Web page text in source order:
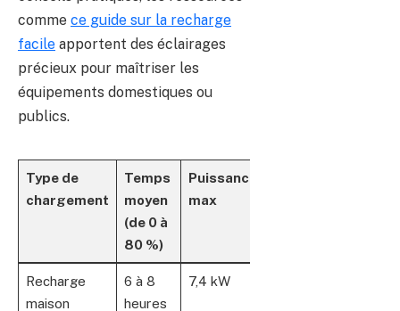
comme ce guide sur la recharge
facile apportent des éclairages
précieux pour maîtriser les
équipements domestiques ou
publics.
Type de
chargement
Temps
moyen
(de 0 à
80 %)
Puissance
max
Recharge
maison
6 à 8
heures
7,4 kW